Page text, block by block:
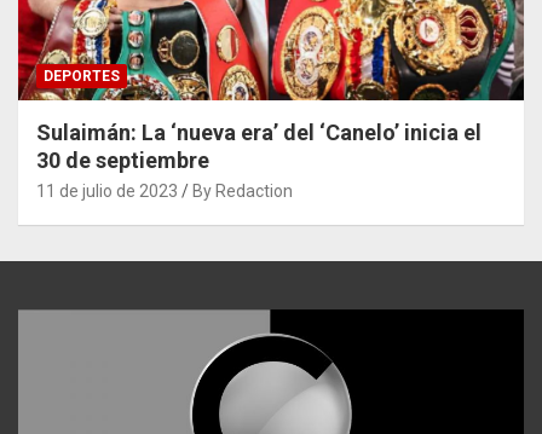
DEPORTES
Sulaimán: La ‘nueva era’ del ‘Canelo’ inicia el
30 de septiembre
11 de julio de 2023 By Redaction